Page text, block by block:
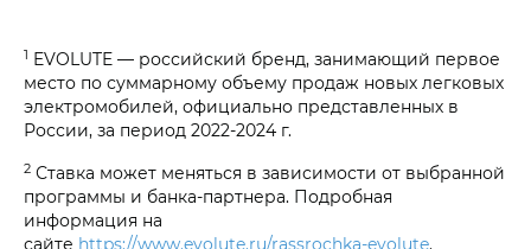
1 EVOLUTE — российский бренд, занимающий первое
место по суммарному объему продаж новых легковых
электромобилей, официально представленных в
России, за период 2022-2024 г.
2 Ставка может меняться в зависимости от выбранной
программы и банка-партнера. Подробная
информация на
сайте https://www.evolute.ru/rassrochka-evolute.